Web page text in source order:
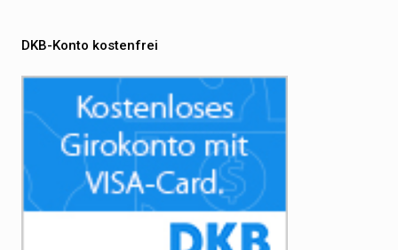
DKB-Konto kostenfrei